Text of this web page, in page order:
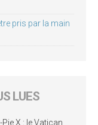
pris par la main
LUES
X : le Vatican